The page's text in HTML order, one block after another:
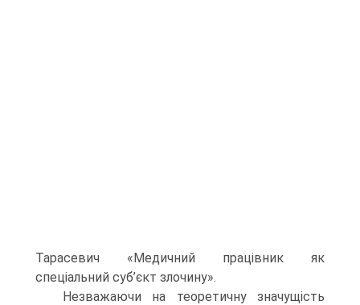
Тарасевич «Медичний працівник як
спеціальний суб’єкт злочину».
Незважаючи на теоретичну значущість